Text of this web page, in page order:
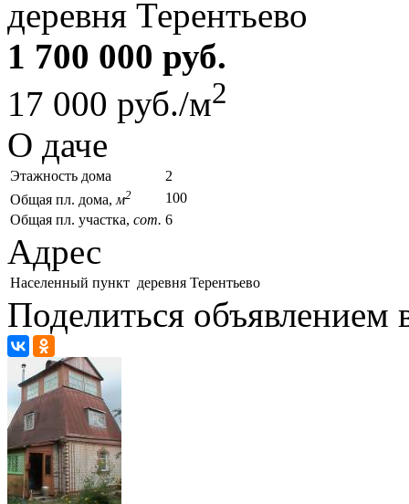
деревня Терентьево
1 700 000 руб.
17 000 руб./м2
О даче
Этажность дома
2
Общая пл. дома, м2
100
Общая пл. участка, сот. 6
Адрес
Населенный пункт деревня Терентьево
Поделиться объявлением